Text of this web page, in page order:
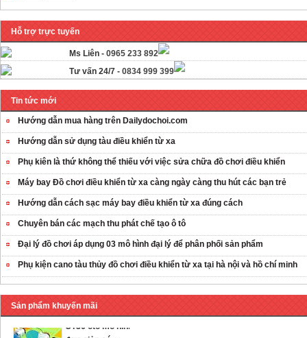
Hỗ trợ trực tuyến
Ms Liên - 0965 233 892
Tư vấn 24/7 - 0834 999 399
Tin tức mới
Hướng dẫn mua hàng trên Dailydochoi.com
Hướng dẫn sử dụng tàu điều khiển từ xa
Phụ kiên là thứ không thể thiếu với việc sửa chữa đồ chơi điều khiển
Máy bay Đồ chơi điều khiển từ xa càng ngày càng thu hút các bạn trẻ
Hướng dẫn cách sạc máy bay điều khiển từ xa đúng cách
Chuyên bán các mạch thu phát chế tạo ô tô
Đại lý đồ chơi áp dụng 03 mô hình đại lý để phân phối sản phẩm
Phụ kiện cano tàu thủy đồ chơi điều khiển từ xa tại hà nội và hồ chí minh
Sản phẩm khuyến mãi
ráp nhấc chân di
...
OT36 oto mô hình
đơn giản có ...
75.000 VNĐ